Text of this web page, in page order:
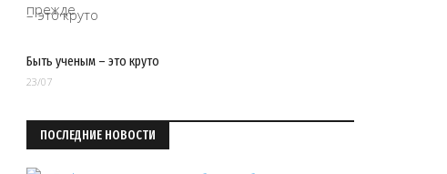
Быть ученым – это круто
23/07
ПОСЛЕДНИЕ НОВОСТИ